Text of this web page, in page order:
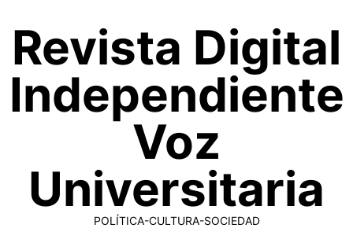
contenido
Revista Digital
Independiente
Voz
Universitaria
POLÍTICA-CULTURA-SOCIEDAD